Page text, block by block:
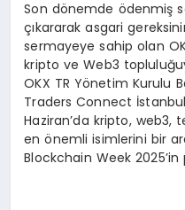
Son dönemde ödenmiş
çıkararak asgari
sermayeye sahip olan
kripto ve Web3
OKX TR Yönetim Kurulu
Traders Connect
Haziran’da kripto, web3,
en önemli isimlerini bir
Blockchain Week